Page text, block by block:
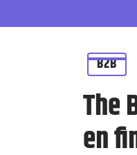
B2B
The
en